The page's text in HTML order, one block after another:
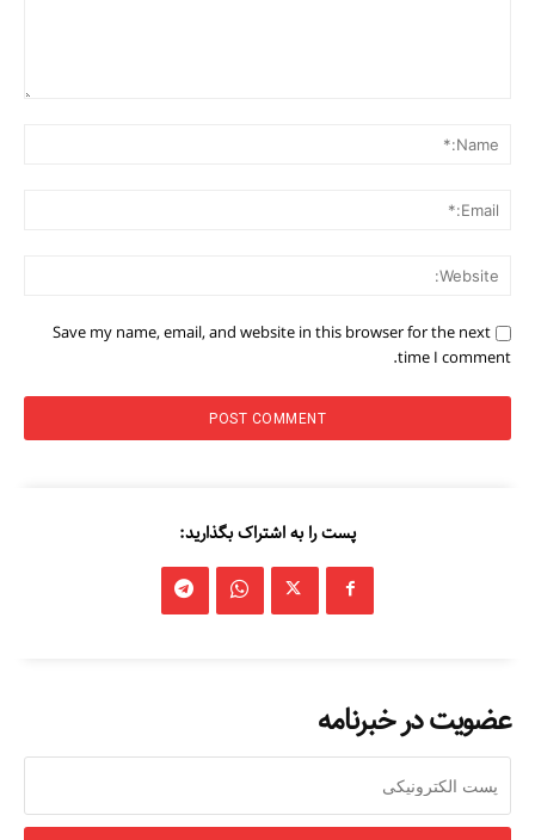
مطالعات عراق
Save my name, email, and website in this browser for the next
time I comment.
پست را به اشتراک بگذارید:
عضویت در خبرنامه